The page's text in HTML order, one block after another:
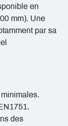
en
mm). Une
par sa
des